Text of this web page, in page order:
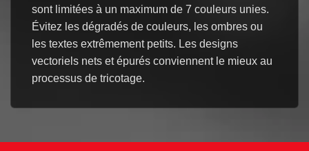
sont limitées à un maximum de 7 couleurs unies.
Évitez les dégradés de couleurs, les ombres ou
les textes extrêmement petits. Les designs
vectoriels nets et épurés conviennent le mieux au
processus de tricotage.